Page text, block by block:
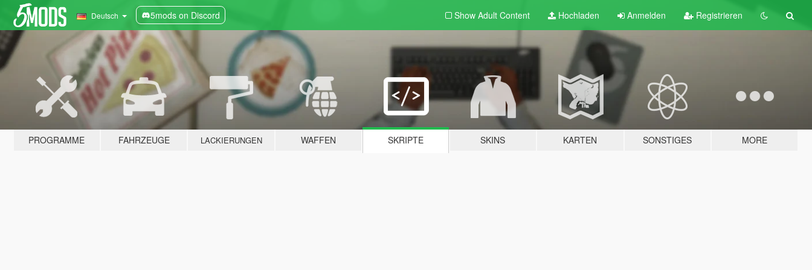
Deutsch 5mods on Discord Show Adult Content Hochladen Anmelden Registrieren
PROGRAMME FAHRZEUGE LACKIERUNGEN WAFFEN SKRIPTE SKINS KARTEN SONSTIGES MORE